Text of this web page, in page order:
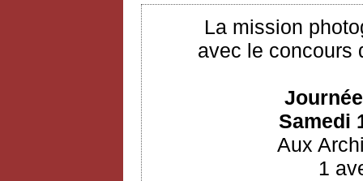
La mission
avec le concours
Samedi
Aux
1